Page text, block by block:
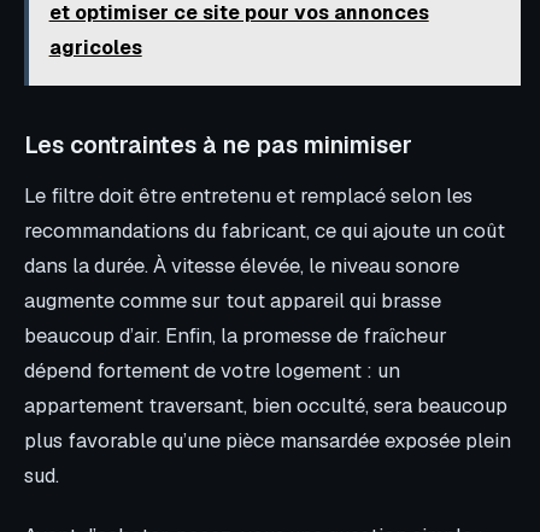
et optimiser ce site pour vos annonces
agricoles
Les contraintes à ne pas minimiser
Le filtre doit être entretenu et remplacé selon les
recommandations du fabricant, ce qui ajoute un coût
dans la durée. À vitesse élevée, le niveau sonore
augmente comme sur tout appareil qui brasse
beaucoup d’air. Enfin, la promesse de fraîcheur
dépend fortement de votre logement : un
appartement traversant, bien occulté, sera beaucoup
plus favorable qu’une pièce mansardée exposée plein
sud.